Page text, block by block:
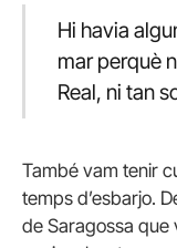
Hi havia
mar perquè
Real, ni tan
També vam tenir
temps d’esbarjo.
de Saragossa que